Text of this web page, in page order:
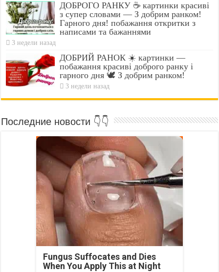
ДОБРОГО РАНКУ ☕ картинки красиві
з супер словами — З добрим ранком!
Гарного дня! побажання откритки з
написами та бажаннями
3 недели назад
ДОБРИЙ РАНОК ☀️ картинки —
побажання красиві доброго ранку і
гарного дня 🕊️ З добрим ранком!
3 недели назад
Последние новости 👇👇
Fungus Suffocates and Dies
When You Apply This at Night